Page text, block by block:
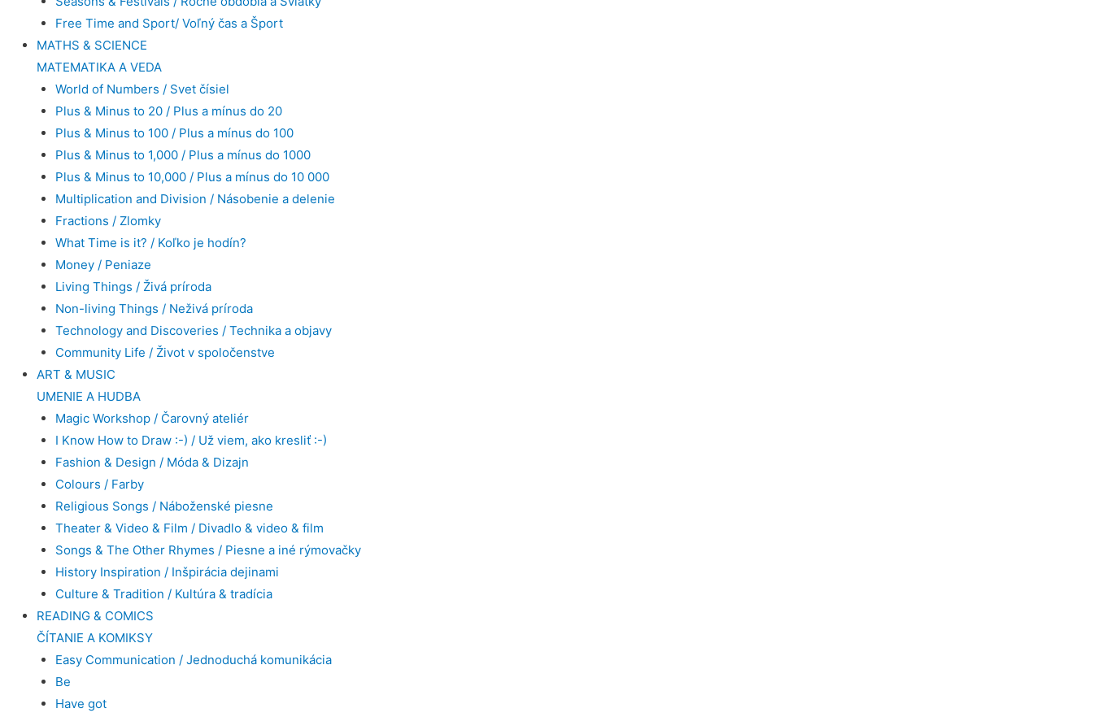
Free Time and Sport/ Voľný čas a Šport
MATHS & SCIENCE
MATEMATIKA A VEDA
World of Numbers / Svet čísiel
Plus & Minus to 20 / Plus a mínus do 20
Plus & Minus to 100 / Plus a mínus do 100
Plus & Minus to 1,000 / Plus a mínus do 1000
Plus & Minus to 10,000 / Plus a mínus do 10 000
Multiplication and Division / Násobenie a delenie
Fractions / Zlomky
What Time is it? / Koľko je hodín?
Money / Peniaze
Living Things / Živá príroda
Non-living Things / Neživá príroda
Technology and Discoveries / Technika a objavy
Community Life / Život v spoločenstve
ART & MUSIC
UMENIE A HUDBA
Magic Workshop / Čarovný ateliér
I Know How to Draw :-) / Už viem, ako kresliť :-)
Fashion & Design / Móda & Dizajn
Colours / Farby
Religious Songs / Náboženské piesne
Theater & Video & Film / Divadlo & video & film
Songs & The Other Rhymes / Piesne a iné rýmovačky
History Inspiration / Inšpirácia dejinami
Culture & Tradition / Kultúra & tradícia
READING & COMICS
ČÍTANIE A KOMIKSY
Easy Communication / Jednoduchá komunikácia
Be
Have got